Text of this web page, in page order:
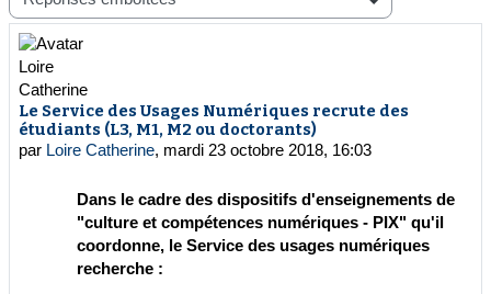
Le Service des Usages Numériques recrute des
étudiants (L3, M1, M2 ou doctorants)
par Loire Catherine, mardi 23 octobre 2018, 16:03
Nombre de réponses : 0
Dans le cadre des dispositifs d'enseignements de
"culture et compétences numériques - PIX" qu'il
coordonne, le Service des usages numériques
recherche :